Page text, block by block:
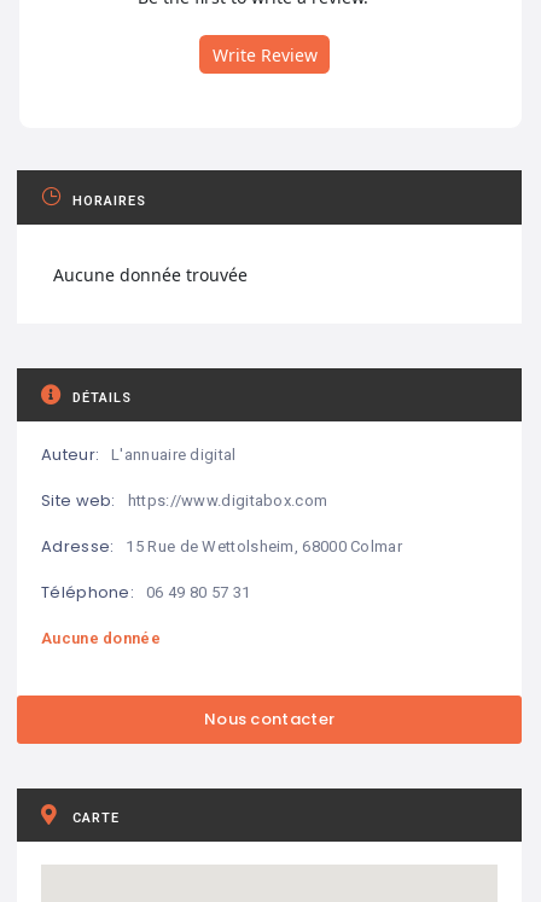
Write Review
HORAIRES
Aucune donnée trouvée
DÉTAILS
Auteur: L'annuaire digital
Site web: https://www.digitabox.com
Adresse: 15 Rue de Wettolsheim, 68000 Colmar
Téléphone: 06 49 80 57 31
Aucune donnée
CARTE